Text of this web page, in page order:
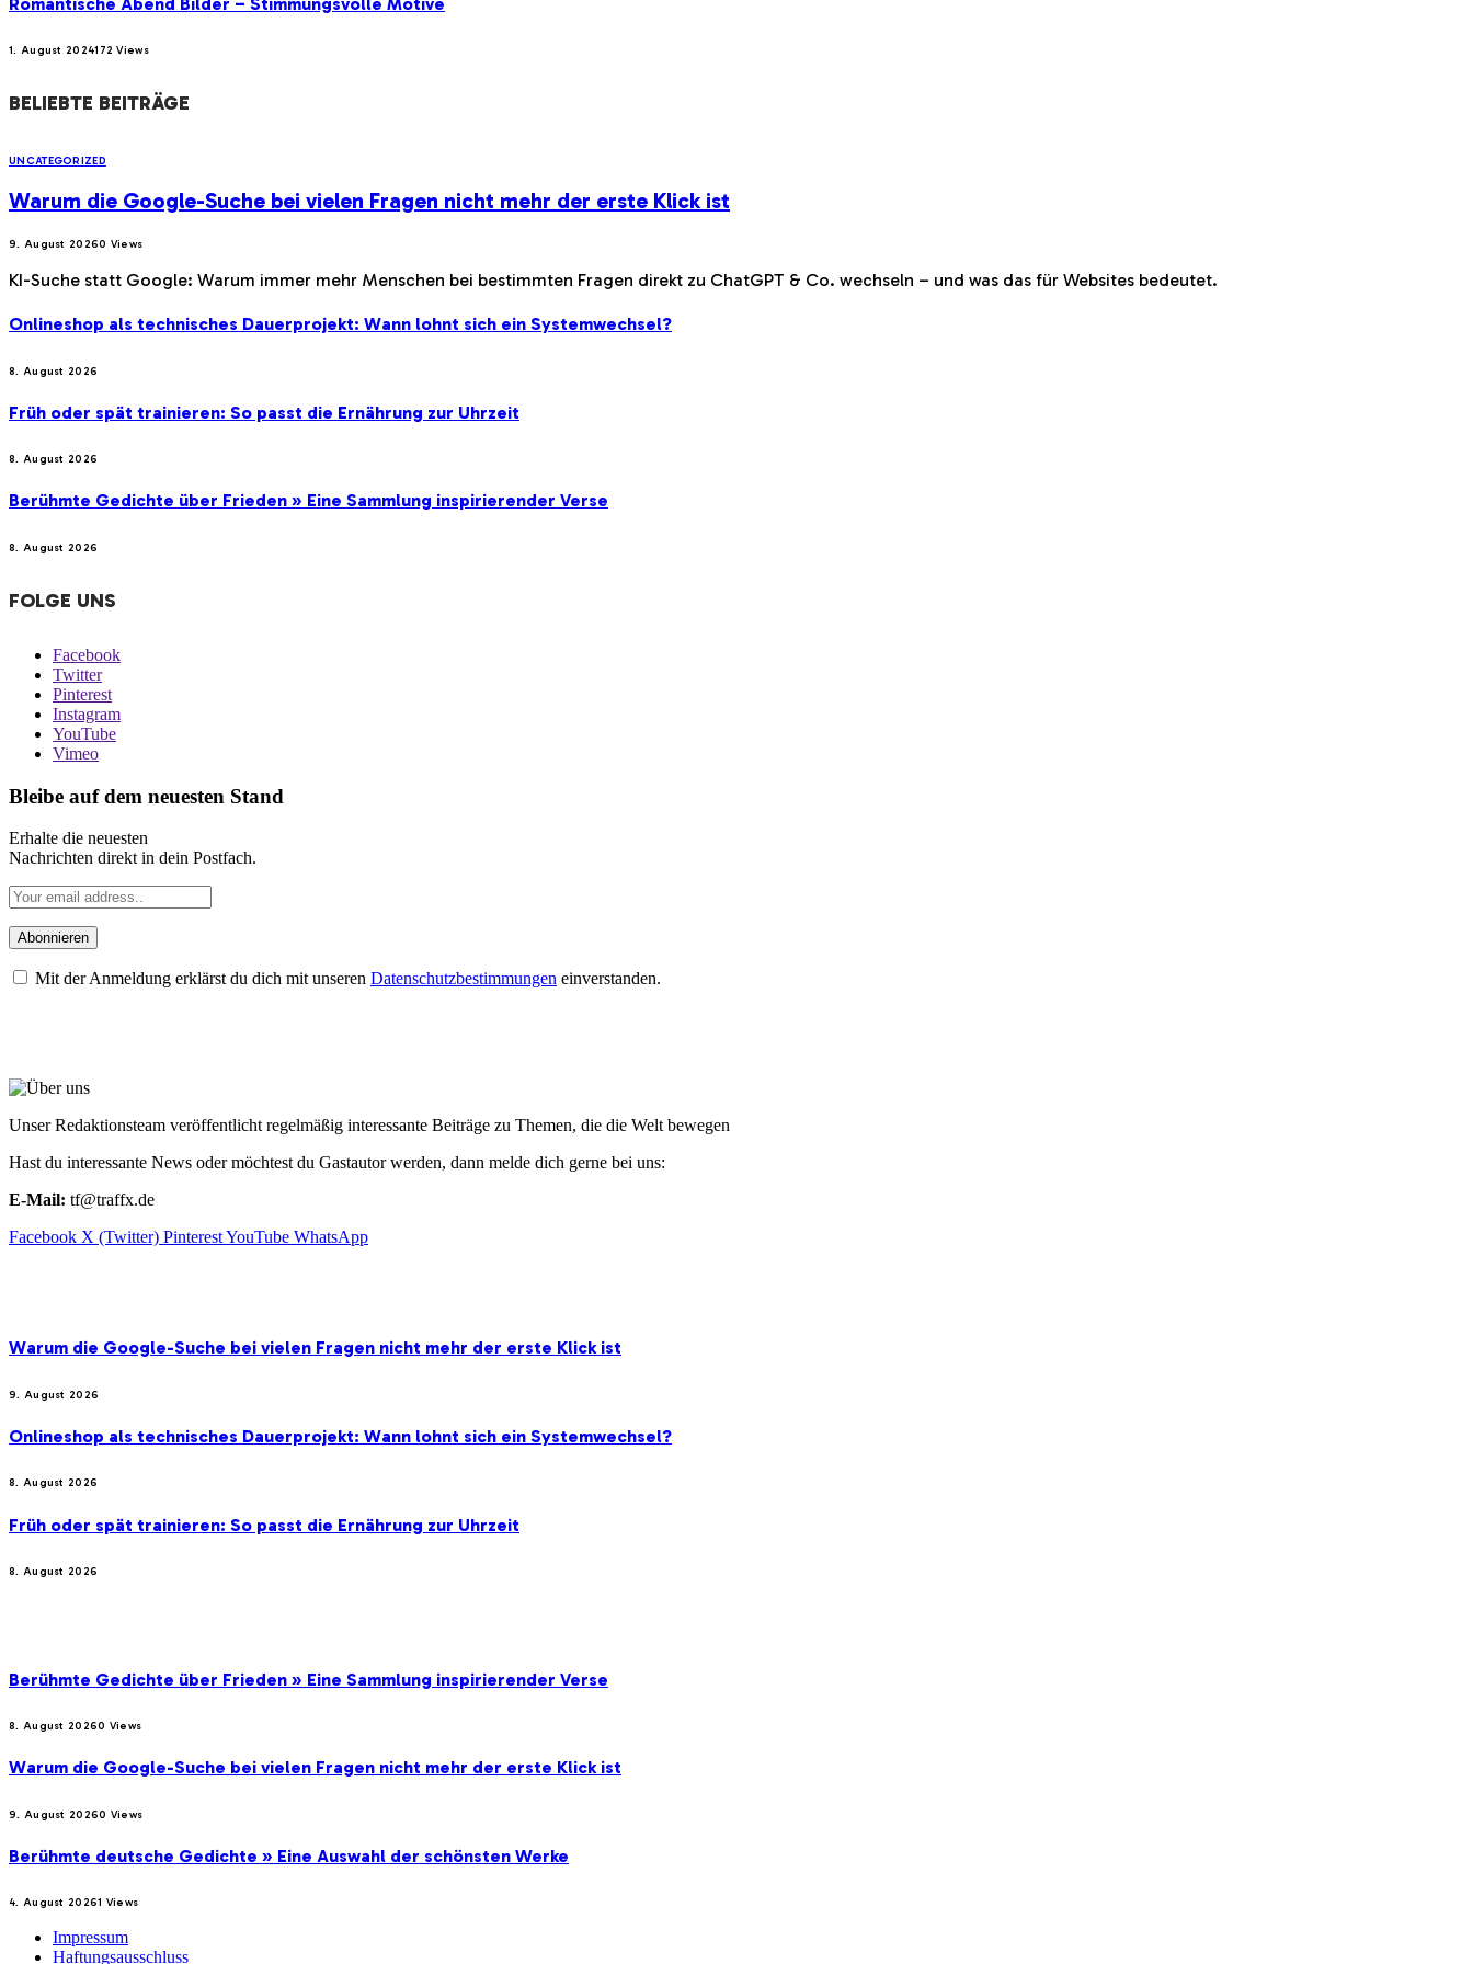
1. August 2024172Views
BELIEBTE BEITRÄGE
UNCATEGORIZED
Warum die Google-Suche bei vielen Fragen nicht mehr der erste Klick ist
9. August 20260 Views
KI-Suche statt Google: Warum immer mehr Menschen bei bestimmten Fragen direkt zu ChatGPT & Co. wechseln – und was das für Websites bedeutet.
Onlineshop als technisches Dauerprojekt: Wann lohnt sich ein Systemwechsel?
8. August 2026
Früh oder spät trainieren: So passt die Ernährung zur Uhrzeit
8. August 2026
Berühmte Gedichte über Frieden » Eine Sammlung inspirierender Verse
8. August 2026
FOLGE UNS
Facebook
Twitter
Pinterest
Instagram
YouTube
Vimeo
Bleibe auf dem neuesten Stand
Erhalte die neuesten
Nachrichten direkt in dein Postfach.
Mit der Anmeldung erklärst du dich mit unseren Datenschutzbestimmungen einverstanden.
Unser Redaktionsteam veröffentlicht regelmäßig interessante Beiträge zu Themen, die die Welt bewegen
Hast du interessante News oder möchtest du Gastautor werden, dann melde dich gerne bei uns:
E-Mail: tf@traffx.de
Facebook X (Twitter) PinterestYouTube WhatsApp
Warum die Google-Suche bei vielen Fragen nicht mehr der erste Klick ist
9. August 2026
Onlineshop als technisches Dauerprojekt: Wann lohnt sich ein Systemwechsel?
8. August 2026
Früh oder spät trainieren: So passt die Ernährung zur Uhrzeit
8. August 2026
Berühmte Gedichte über Frieden » Eine Sammlung inspirierender Verse
8. August 20260 Views
Warum die Google-Suche bei vielen Fragen nicht mehr der erste Klick ist
9. August 20260 Views
Berühmte deutsche Gedichte » Eine Auswahl der schönsten Werke
4. August 20261 Views
Impressum
Haftungsausschluss